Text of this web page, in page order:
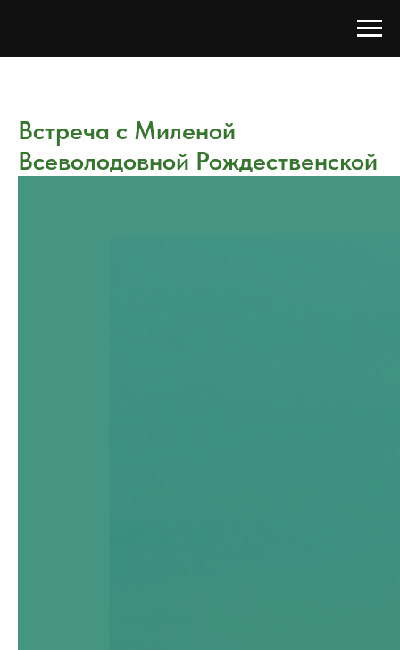
Встреча с Миленой
Всеволодовной Рождественской